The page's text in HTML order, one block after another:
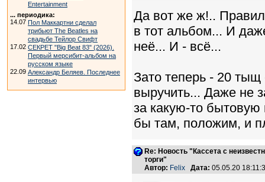
Entertainment
... периодика:
14.07 Пол Маккартни сделал
трибьют The Beatles на
свадьбе Тейлор Свифт
17.02 СЕКРЕТ "Big Beat 83" (2026).
Первый мерсибит-альбом на
русском языке
22.09 Александр Беляев. Последнее
интервью
Да вот же ж!..
в тот альбом... И
неё... И - всё...
Зато теперь - 20 тыщ
выручить... Даже не
за какую-то бытовую
бы там, положим, и
Re: Новость "Кассета с
торги"
Автор: Felix Дата: 05.05.20